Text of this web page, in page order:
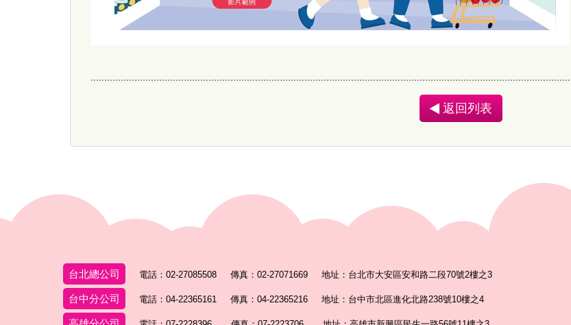
返回列表
台北總公司 電話：02-27085508 傳真：02-27071669 地址：台北市大安區安和路二段70號2樓之3
台中分公司 電話：04-22365161 傳真：04-22365216 地址：台中市北區進化北路238號10樓之4